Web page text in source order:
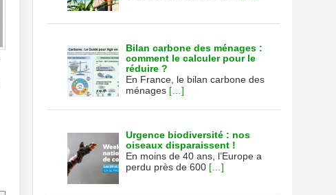
Bilan carbone des ménages :
comment le calculer pour le
réduire ?
En France, le bilan carbone des
ménages […]
Urgence biodiversité : nos
oiseaux disparaissent !
En moins de 40 ans, l’Europe a
perdu près de 600 […]